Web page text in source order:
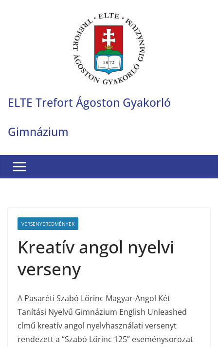
ELTE Trefort Ágoston Gyakorló
Gimnázium
VERSENYEREDMÉNYEK
Kreatív angol nyelvi
verseny
A Pasaréti Szabó Lőrinc Magyar-Angol Két
Tanítási Nyelvű Gimnázium English Unleashed
című kreatív angol nyelvhasználati versenyt
rendezetta “Szabó Lőrinc 125” eseménysorozat